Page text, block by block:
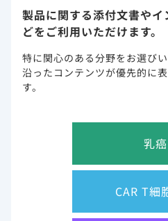
試験概要 有
1489/
1489/1489試験のOLE
タ）
OLE）：投与開始
的成功*率（副次評価
1489試験および1490試験の
ビクタルビ配合錠群のウイルス
製品に関する添付文書やイ
どをご利用いただけます。
特に関心のある分野をお選びい
沿ったコンテンツが優先的に
す。
乳癌
CAR T細